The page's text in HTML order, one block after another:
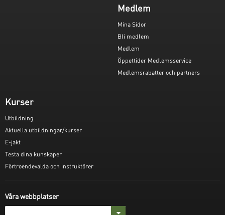
Medlem
Mina Sidor
Bli medlem
Medlem
Öppettider Medlemsservice
Medlemsrabatter och partners
Kurser
Utbildning
Aktuella utbildningar/kurser
E-jakt
Testa dina kunskaper
Förtroendevalda och instruktörer
Våra webbplatser